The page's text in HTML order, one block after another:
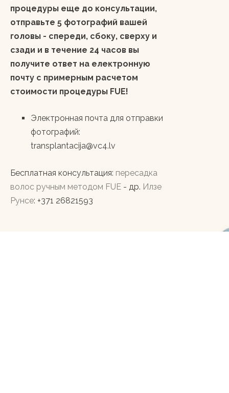
процедуры еще до консультации,
отправьте 5 фотографий вашей
головы - спереди, сбоку, сверху и
сзади и в течение 24 часов вы
получите ответ на електронную
почту с примерным расчетом
стоимости процедуры FUE!
Электронная почта для отправки
фотографий:
transplantacija@vc4.lv
Бесплатная консультация: пересадка
волос ручным методом FUE - др. Илзе
Рунсе: +371 26821593